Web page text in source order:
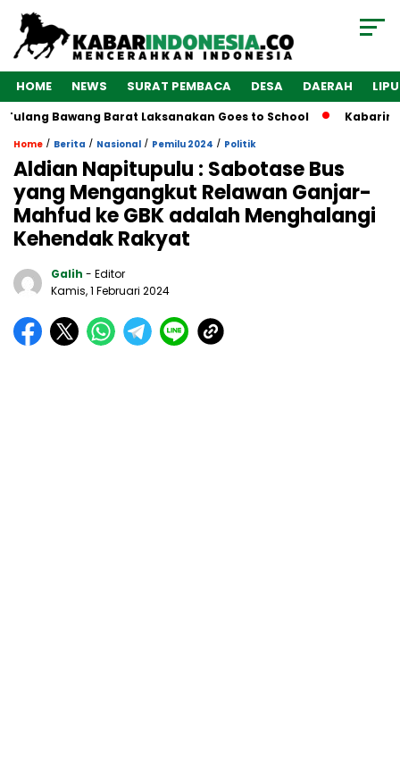
HOME NEWS SURAT PEMBACA DESA DAERAH
Bawang Barat Laksanakan Goes to School
Home / Berita / Nasional / Pemilu 2024 / Politik
Aldian Napitupulu : Sabotase Bus
yang Mengangkut Relawan Ganjar-
Mahfud ke GBK adalah Menghalangi
Kehendak Rakyat
Galih - Editor
Kamis, 1 Februari 2024